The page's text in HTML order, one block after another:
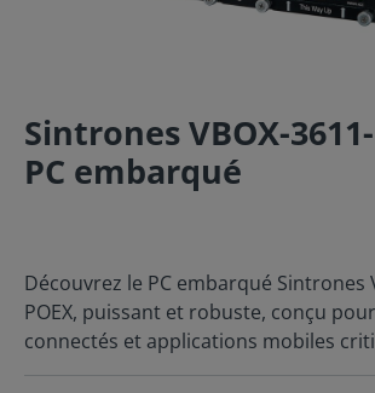
Sintrones VBOX-
PC embarqué
Découvrez le PC embarqué Sintrones
POEX, puissant et robuste, conçu
connectés et applications mobiles